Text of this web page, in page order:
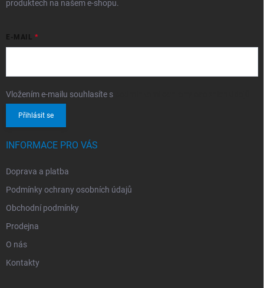
produktech na našem e-shopu.
E-MAIL
Vložením e-mailu souhlasíte s
Přihlásit se
INFORMACE PRO VÁS
Doprava a platba
Podmínky ochrany osobních údajů
Obchodní podmínky
Prodejna
O nás
Kontakty